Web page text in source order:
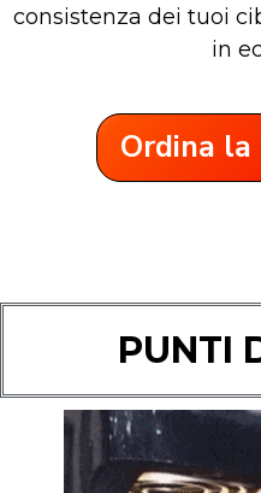
consistenza dei tuoi
in
Ordina
PUNTI